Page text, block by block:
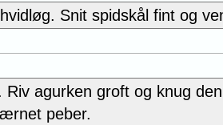
Snit spidskål fint og
Riv agurken groft og knug
peber.